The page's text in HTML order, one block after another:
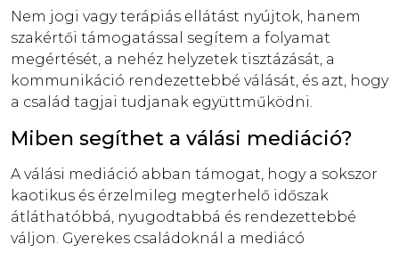
Nem jogi vagy terápiás ellátást nyújtok, hanem
szakértői támogatással segítem a folyamat
megértését, a nehéz helyzetek tisztázását, a
kommunikáció rendezettebbé válását, és azt, hogy
a család tagjai tudjanak együttműködni.
Miben segíthet a válási mediáció?
A válási mediáció abban támogat, hogy a sokszor
kaotikus és érzelmileg megterhelő időszak
átláthatóbbá, nyugodtabbá és rendezettebbé
váljon. Gyerekes családoknál a mediácó